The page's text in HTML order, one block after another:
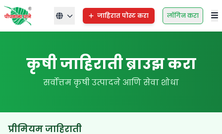
जाहिरात पोस्ट करा लॉगिन करा
कृषी जाहिराती ब्राउझ करा
सर्वोत्तम कृषी उत्पादने आणि सेवा शोधा
प्रीमियम जाहिराती